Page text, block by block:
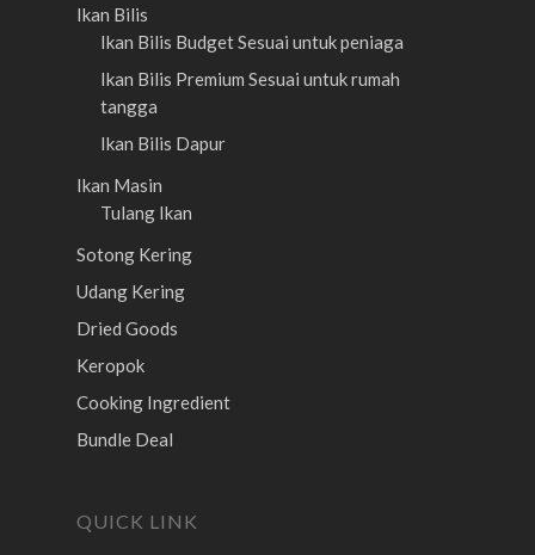
Ikan Bilis
Ikan Bilis BudgetSesuai untuk peniaga
Ikan Bilis Premium Sesuai untuk rumah
tangga
Ikan Bilis Dapur
Ikan Masin
Tulang Ikan
Sotong Kering
Udang Kering
Dried Goods
Keropok
Cooking Ingredient
Bundle Deal
QUICK LINK